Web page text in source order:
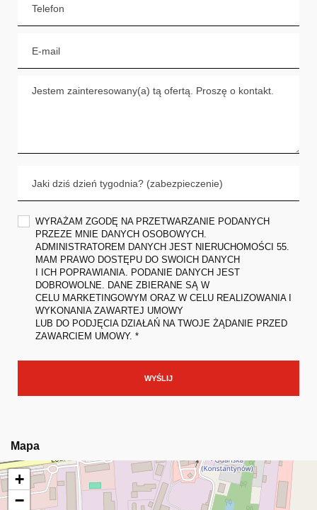
WYRAŻAM ZGODĘ NA PRZETWARZANIE PODANYCH
PRZEZE MNIE DANYCH OSOBOWYCH.
ADMINISTRATOREM DANYCH JEST NIERUCHOMOŚCI 55.
MAM PRAWO DOSTĘPU DO SWOICH DANYCH
I ICH POPRAWIANIA. PODANIE DANYCH JEST
DOBROWOLNE. DANE ZBIERANE SĄ W
CELU MARKETINGOWYM ORAZ W CELU REALIZOWANIA I
WYKONANIA ZAWARTEJ UMOWY
LUB DO PODJĘCIA DZIAŁAŃ NA TWOJE ŻĄDANIE PRZED
ZAWARCIEM UMOWY. *
Mapa
+
−